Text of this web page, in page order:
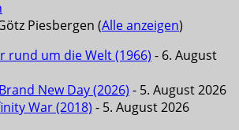
Piesbergen (Alle anzeigen)
rund um die Welt (1966) - 6. August
New Day (2026) - 5. August 2026
War (2018) - 5. August 2026